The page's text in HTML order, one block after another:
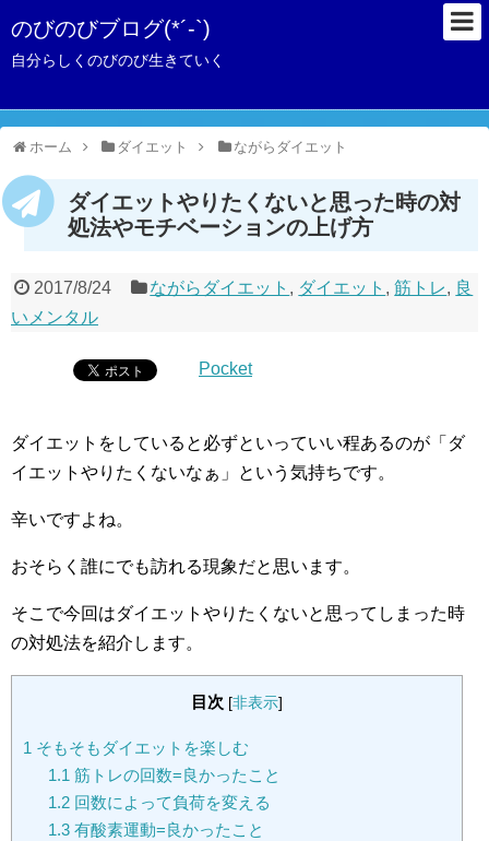
のびのびブログ(*´-`)
自分らしくのびのび生きていく
ホーム ダイエット ながらダイエット
ダイエットやりたくないと思った時の対
処法やモチベーションの上げ方
2017/8/24 ながらダイエット , ダイエット ,筋トレ, 良
いメンタル
Pocket
ダイエットをしていると必ずといっていい程あるのが「ダ
イエットやりたくないなぁ」という気持ちです。
辛いですよね。
おそらく誰にでも訪れる現象だと思います。
そこで今回はダイエットやりたくないと思ってしまった時
の対処法を紹介します。
目次 [非表示]
1 そもそもダイエットを楽しむ
1.1 筋トレの回数=良かったこと
1.2回数によって負荷を変える
1.3有酸素運動=良かったこと